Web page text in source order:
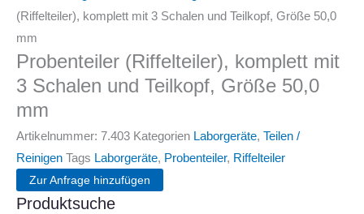
(Riffelteiler), komplett mit 3 Schalen und Teilkopf, Größe 50,0
mm
Probenteiler (Riffelteiler), komplett mit
3 Schalen und Teilkopf, Größe 50,0
mm
Artikelnummer: 7.403 Kategorien Laborgeräte, Teilen /
Reinigen Tags Laborgeräte, Probenteiler, Riffelteiler
Zur Anfrage hinzufügen
Produktsuche